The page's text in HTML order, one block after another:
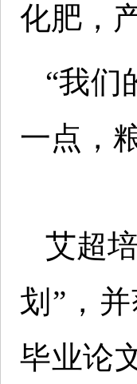
化肥，
“我们
一点，
艾超
划”，
毕业论